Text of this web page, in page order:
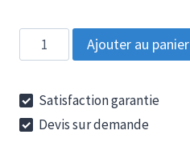
quantité
de
JU
1-
Ajouter au panier
Satisfaction garantie
Devis sur demande